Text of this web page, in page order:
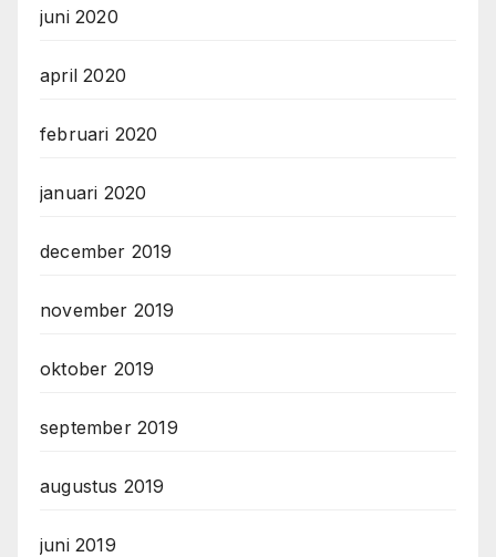
juni 2020
april 2020
februari 2020
januari 2020
december 2019
november 2019
oktober 2019
september 2019
augustus 2019
juni 2019